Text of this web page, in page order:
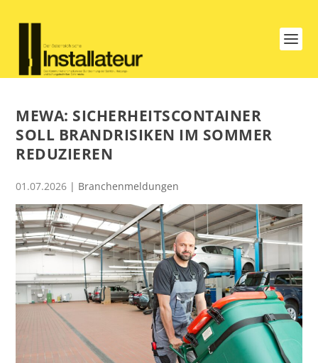
MEWA: SICHERHEITSCONTAINER
SOLL BRANDRISIKEN IM SOMMER
REDUZIEREN
01.07.2026 | Branchenmeldungen